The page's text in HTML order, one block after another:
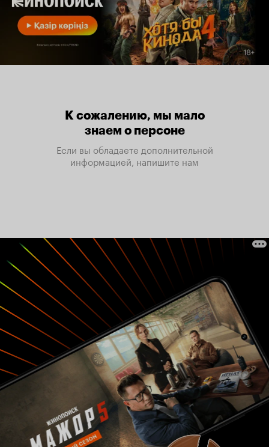
К сожалению, мы мало
знаем о персоне
Если вы обладаете дополнительной
информацией, напишите нам